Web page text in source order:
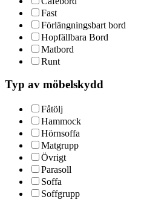
Fast
Förlängningsbart bord
Hopfällbara Bord
Matbord
Runt
Typ av möbelskydd
Fåtölj
Hammock
Hörnsoffa
Matgrupp
Övrigt
Parasoll
Soffa
Soffgrupp